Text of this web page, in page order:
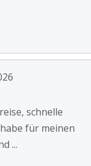
schnelle
für meinen
...